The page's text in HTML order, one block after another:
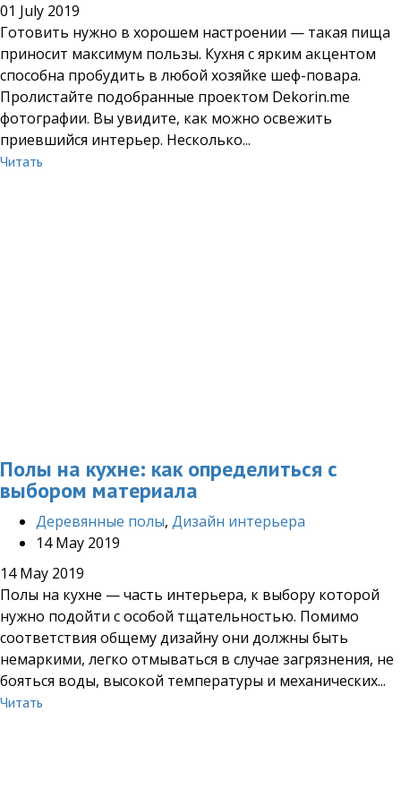
01 July 2019
Готовить нужно в хорошем настроении — такая пища
приносит максимум пользы. Кухня с ярким акцентом
способна пробудить в любой хозяйке шеф-повара.
Пролистайте подобранные проектом Dekorin.me
фотографии. Вы увидите, как можно освежить
приевшийся интерьер. Несколько...
Читать
Полы на кухне: как определиться с
выбором материала
Деревянные полы, Дизайн интерьера
14 May 2019
14 May 2019
Полы на кухне — часть интерьера, к выбору которой
нужно подойти с особой тщательностью. Помимо
соответствия общему дизайну они должны быть
немаркими, легко отмываться в случае загрязнения, не
бояться воды, высокой температуры и механических...
Читать